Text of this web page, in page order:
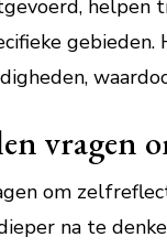
helpen
vragen
om
na te